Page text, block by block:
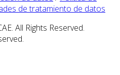
de tratamiento de datos
All Rights Reserved.